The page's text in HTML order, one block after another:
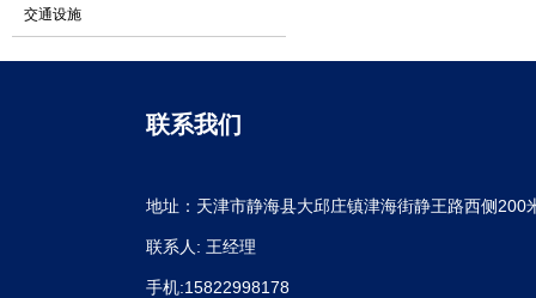
交通设施
联系我们
地址：天津市静海县大邱庄镇津海街静王路西侧200
联系人: 王经理
手机:15822998178